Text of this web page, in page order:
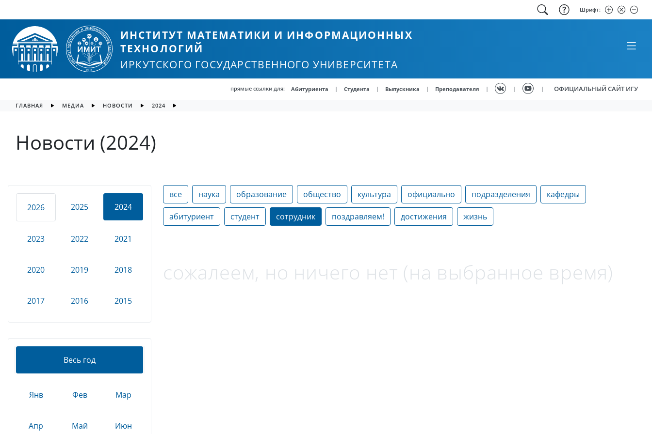
Шрифт:
ИНСТИТУТ МАТЕМАТИКИ И ИНФОРМАЦИОННЫХ
ТЕХНОЛОГИЙ
ИРКУТСКОГО ГОСУДАРСТВЕННОГО УНИВЕРСИТЕТА
прямые ссылки для: Абитуриента | Студента | Выпускника | Преподавателя | | | ОФИЦИАЛЬНЫЙ САЙТ ИГУ
ГЛАВНАЯ МЕДИА НОВОСТИ 2024
Новости (2024)
2026 2025 2024
2023 2022 2021
2020 2019 2018
2017 2016 2015
Весь год
Янв Фев Мар
Апр Май Июн
все наука образование общество культура официально подразделения кафедры
абитуриент студент сотрудник поздравляем! достижения жизнь
сожалеем, но ничего нет (на выбранное время)